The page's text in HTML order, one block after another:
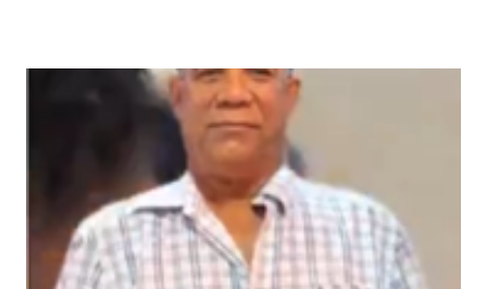
Instagram A post shared by Juan carlos martinez Guerrero
(@elrescatador528) Mas abajo de dejamos el video del
reportaje de Nuria Piera PARTE 1 PARTE 2